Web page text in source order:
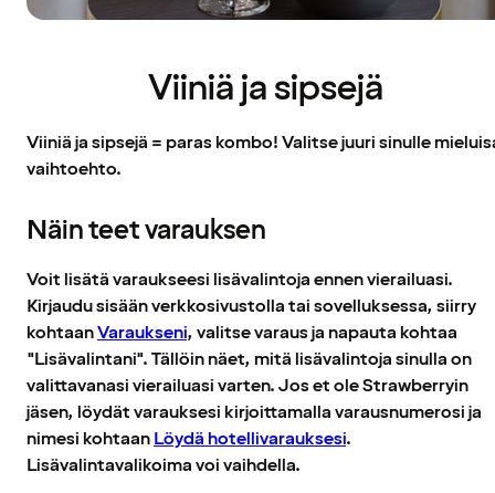
Viiniä ja sipsejä
Viiniä ja sipsejä = paras kombo! Valitse juuri sinulle
vaihtoehto.
Näin teet varauksen
Voit lisätä varaukseesi lisävalintoja ennen vierailuasi.
Kirjaudu sisään verkkosivustolla tai sovelluksessa, siirry
kohtaanVaraukseni, valitse varaus ja napauta kohtaa
"Lisävalintani". Tällöin näet, mitä lisävalintoja sinulla on
valittavanasi vierailuasi varten. Jos et ole Strawberryin
jäsen, löydät varauksesi kirjoittamalla varausnumerosi ja
nimesi kohtaanLöydä hotellivarauksesi.
Lisävalintavalikoima voi vaihdella.